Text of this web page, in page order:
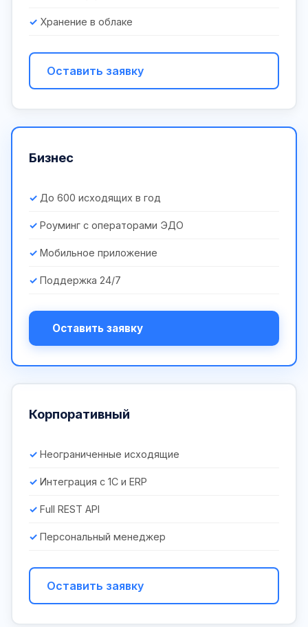
Хранение в облаке
Оставить заявку
Бизнес
До 600 исходящих в год
Роуминг с операторами ЭДО
Мобильное приложение
Поддержка 24/7
Оставить заявку
Корпоративный
Неограниченные исходящие
Интеграция с 1С и ERP
Full REST API
Персональный менеджер
Оставить заявку